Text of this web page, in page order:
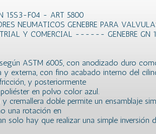
15S3-F04 - ART 5800
NEUMATICOS GENEBRE PARA
Y COMERCIAL ------ GENEBRE GN
ASTM 6005, con anodizado duro
y externa, con fino acabado interno del
y posteriormente
en polvo color azul.
cremallera doble permite un ensamblaje
una rotación en
solo hay que realizar una simple inversión